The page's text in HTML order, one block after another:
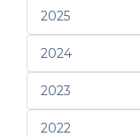
2025
2024
2023
2022